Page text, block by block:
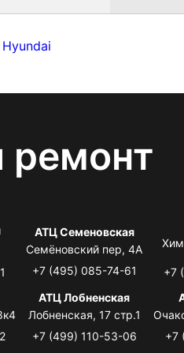
ремонт
АТЦ Семеновская
Семёновский пер, 4А
+7 (495) 085-74-61
+7
АТЦ Лобненская
Лобненская, 17 стр.1
+7 (499) 110-53-06
+7